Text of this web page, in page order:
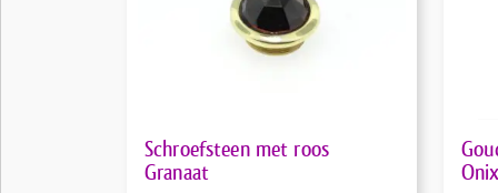
Schroefsteen met roos
Granaat
Onix